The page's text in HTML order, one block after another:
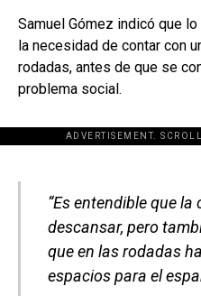
Samuel Gómez indicó que
la necesidad de contar con
rodadas, antes de que se
problema social.
ADVERTISEMENT.
[adsforwp
“Es entendible que
descansar, pero
que en las rodadas
espacios para el